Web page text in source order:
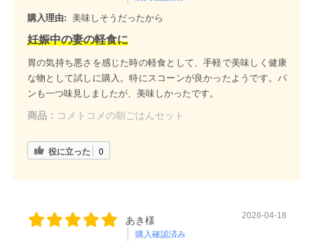
購入理由: 美味しそうだったから
妊娠中の妻の軽食に
胃の気持ち悪さを感じた時の軽食として、手軽で美味しく健康
な物として試しに購入。特にスコーンが良かったようです。パ
ンも一つ味見しましたが、美味しかったです。
商品： コメトコメの朝ごはんセット
役に立った 0
あき様
購入確認済み
2026-04-18